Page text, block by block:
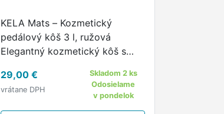
KELA Mats – Kozmetický
pedálový kôš 3 l, ružová
Elegantný kozmetický kôš s
farebným prevedením
Kozmetický pedálový kôš KELA
Mats 3 lv ružovej matnej farbe
29,00 €
vrátane DPH
Skladom 2 ks
Odosielame
v pondelok